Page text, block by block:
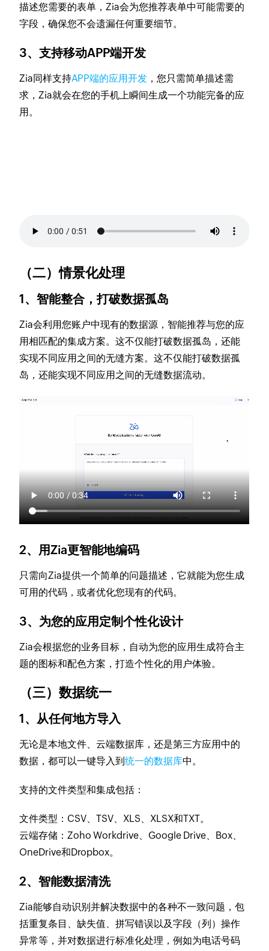
描述您需要的表单，Zia会为您推荐表单中可能需要的
字段，确保您不会遗漏任何重要细节。
3、支持移动APP端开发
Zia同样支持APP端的应用开发 ，您只需简单描述需
求，Zia就会在您的手机上瞬间生成一个功能完备的应
用。
（二）情景化处理
1、智能整合，打破数据孤岛
Zia会利用您账户中现有的数据源，智能推荐与您的应
用相匹配的集成方案。这不仅能打破数据孤岛，还能
实现不同应用之间的无缝方案。这不仅能打破数据孤
岛，还能实现不同应用之间的无缝数据流动。
2、用Zia更智能地编码
只需向Zia提供一个简单的问题描述，它就能为您生成
可用的代码，或者优化您现有的代码。
3、为您的应用定制个性化设计
Zia会根据您的业务目标，自动为您的应用生成符合主
题的图标和配色方案，打造个性化的用户体验。
（三）数据统一
1、从任何地方导入
无论是本地文件、云端数据库，还是第三方应用中的
数据，都可以一键导入到统一的数据库中。
支持的文件类型和集成包括：
文件类型：CSV、TSV、XLS、XLSX和TXT。
云端存储：Zoho Workdrive、Google Drive、Box、
OneDrive和Dropbox。
2、智能数据清洗
Zia能够自动识别并解决数据中的各种不一致问题，包
括重复条目、缺失值、拼写错误以及字段（列）操作
异常等，并对数据进行标准化处理，例如为电话号码